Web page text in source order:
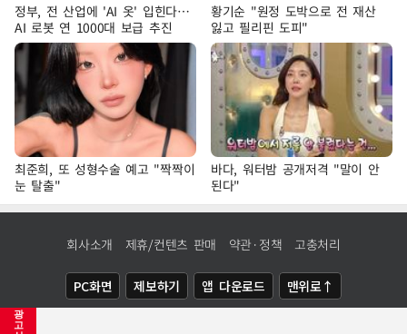
광
고
정부, 전 산업에 'AI 옷' 입힌다…
AI 로봇 연 1000대 보급 추진
황기순 "원정 도박으로 전 재산
잃고 필리핀 도피"
최준희, 또 성형수술 예고 "짝짝이
눈 탈출"
바다, 워터밤 공개저격 "말이 안
된다"
회사소개 제휴/컨텐츠 판매 약관·정책 고충처리
PC화면 제보하기 앱 다운로드 맨위로↑